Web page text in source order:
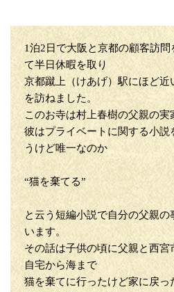
ッ
1泊2日で大阪と京都の顧客訪問
て半日休暇を取り
京都蹴上（けあげ）駅にほど
を訪ねました。
このお寺は村上春樹の父親の実
彼はプライベートに関する小説
うけど唯一なのか
“猫を棄てる”
と云う短編小説で自分の父親
います。
その話は子供の頃に父親と西宮
自宅から海まで
猫を棄てに行ったけど家に戻